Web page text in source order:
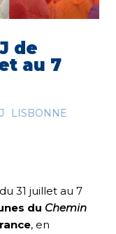
de
au 7
LISBONNE
31 juillet au 7
du Chemin
, en